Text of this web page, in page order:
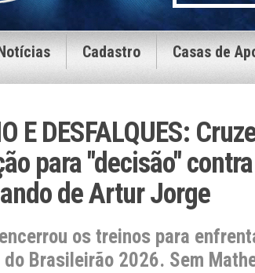
Cadastro Casas de
E DESFALQUES:
para "decisão"
de Artur Jorge
os treinos para
do Brasileirão 2026. Sem